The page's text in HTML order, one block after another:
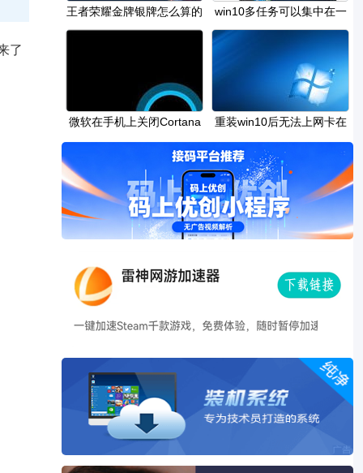
了
王者荣耀金牌银牌怎么算的
金牌银牌判定
win10多任务可以集中在一
个桌面显示吗解
微软在手机上关闭Cortana
重装win10后无法上网卡在
登录界面解决方